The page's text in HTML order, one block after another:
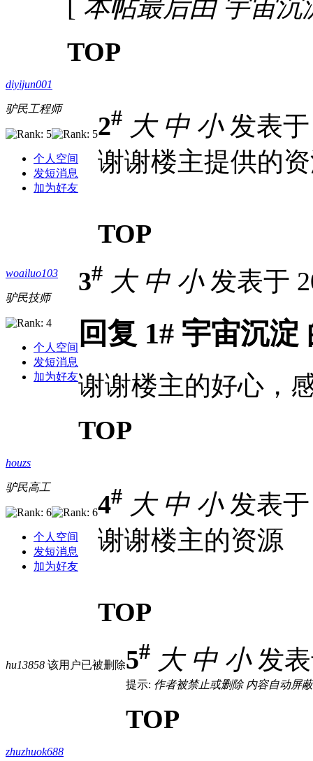
[ 本帖最后由 宇宙沉
TOP
diyijun001
驴民工程师
个人空间
发短消息
加为好友
2# 大 中 小发表于
谢谢楼主提供的
TOP
woailuo103
驴民技师
个人空间
发短消息
加为好友
3# 大 中 小发表于
回复 1# 宇宙沉淀
谢谢楼主的好心，
TOP
houzs
驴民高工
个人空间
发短消息
加为好友
4# 大 中 小发表于
谢谢楼主的资源
TOP
hu13858 该用户已被删除5# 大 中 小发表
提示: 作者被禁止或删除 内容自动屏蔽
TOP
zhuzhuok688